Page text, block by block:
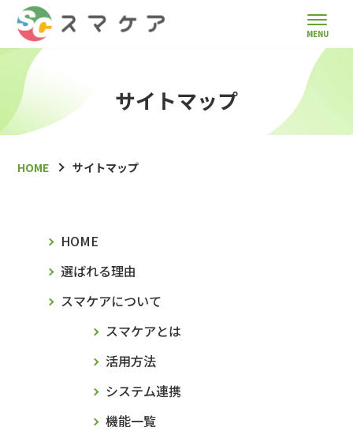
サイトマップ
HOME サイトマップ
HOME
選ばれる理由
スマケアについて
スマケアとは
活用方法
システム連携
機能一覧